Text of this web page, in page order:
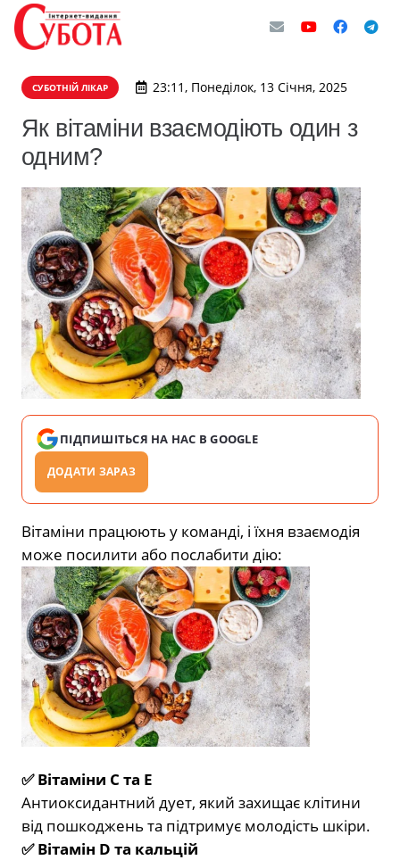
СУБОТНІЙ ЛІКАР 23:11, Понеділок, 13 Січня, 2025
Як вітаміни взаємодіють один з
одним?
ПІДПИШІТЬСЯ НА НАС В GOOGLE
ДОДАТИ ЗАРАЗ
Вітаміни працюють у команді, і їхня взаємодія
може посилити або послабити дію:
✅ Вітаміни C та E
Антиоксидантний дует, який захищає клітини
від пошкоджень та підтримує молодість шкіри.
✅ Вітамін D та кальцій